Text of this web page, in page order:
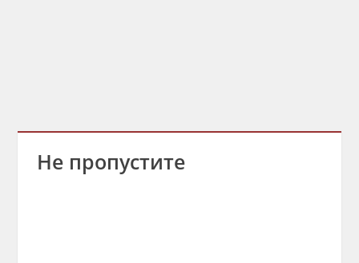
Не пропустите